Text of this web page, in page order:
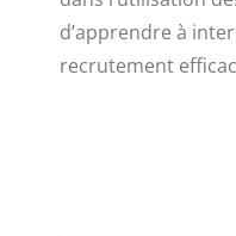
d’apprendre à
recrutement